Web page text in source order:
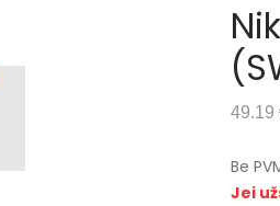
49.19
Be
Jei